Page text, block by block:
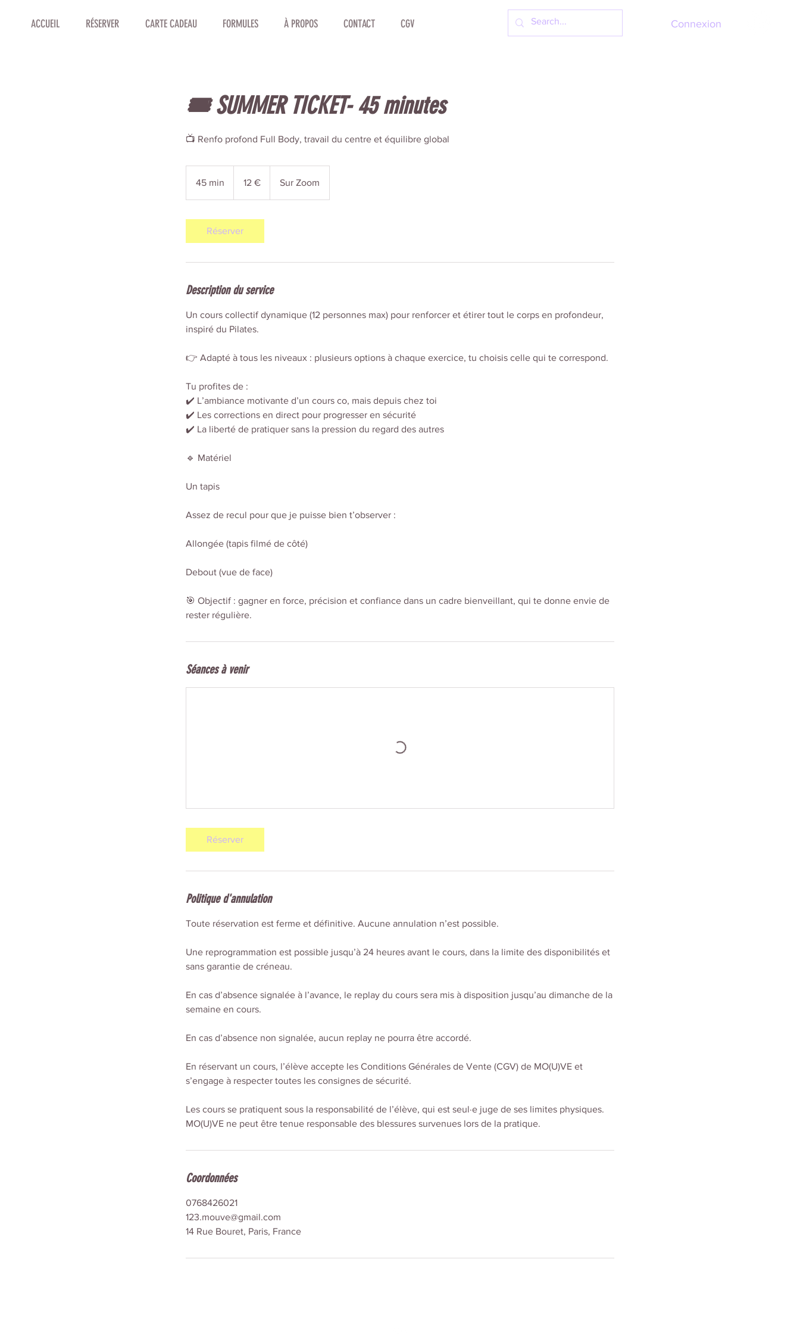
ACCUEIL RÉSERVER CARTE CADEAU FORMULES À PROPOS CONTACT CGV Connexion
🎟️ SUMMER TICKET- 45 minutes
📺 Renfo profond Full Body, travail du centre et équilibre global
45 min 12 € Sur Zoom
Réserver
Description du service
Un cours collectif dynamique (12 personnes max) pour renforcer et étirer tout le corps en profondeur,
inspiré du Pilates.
👉 Adapté à tous les niveaux : plusieurs options à chaque exercice, tu choisis celle qui te correspond.
Tu profites de :
✔️ L’ambiance motivante d’un cours co, mais depuis chez toi
✔️ Les corrections en direct pour progresser en sécurité
✔️ La liberté de pratiquer sans la pression du regard des autres
🔹 Matériel
Un tapis
Assez de recul pour que je puisse bien t’observer :
Allongée (tapis filmé de côté)
Debout (vue de face)
🎯 Objectif : gagner en force, précision et confiance dans un cadre bienveillant, qui te donne envie de
rester régulière.
Séances à venir
Réserver
Politique d'annulation
Toute réservation est ferme et définitive. Aucune annulation n’est possible.
Une reprogrammation est possible jusqu’à 24 heures avant le cours, dans la limite des disponibilités et
sans garantie de créneau.
En cas d’absence signalée à l’avance, le replay du cours sera mis à disposition jusqu’au dimanche de la
semaine en cours.
En cas d’absence non signalée, aucun replay ne pourra être accordé.
En réservant un cours, l’élève accepte les Conditions Générales de Vente (CGV) de MO(U)VE et
s’engage à respecter toutes les consignes de sécurité.
Les cours se pratiquent sous la responsabilité de l’élève, qui est seul·e juge de ses limites physiques.
MO(U)VE ne peut être tenue responsable des blessures survenues lors de la pratique.
Coordonnées
0768426021
123.mouve@gmail.com
14 Rue Bouret, Paris, France